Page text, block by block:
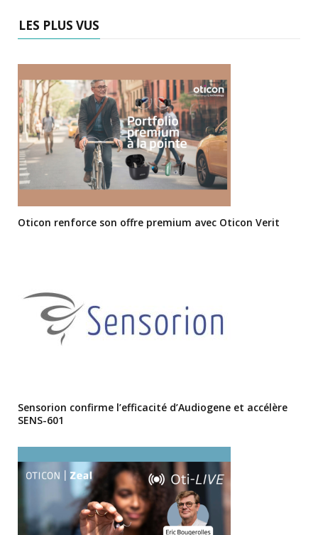
LES PLUS VUS
Oticon renforce son offre premium avec Oticon Verit
Sensorion confirme l’efficacité d’Audiogene et accélère
SENS-601